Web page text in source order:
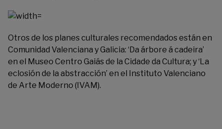
Otros de los planes culturales recomendados están en
Comunidad Valenciana y Galicia: ‘Da árbore á cadeira’
en el Museo Centro Gaiás de la Cidade da Cultura; y ‘La
eclosión de la abstracción’ en el Instituto Valenciano
de Arte Moderno (IVAM).